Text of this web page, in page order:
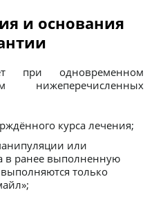
и основания
при одновременном
нижеперечисленных
курса лечения;
или
в ранее выполненную
выполняются только